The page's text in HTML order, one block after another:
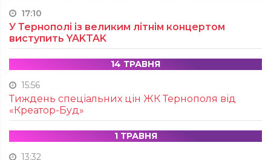
17:10
У Тернополі із великим літнім концертом
виступить YAKTAK
14 ТРАВНЯ
15:56
Тиждень спеціальних цін ЖК Тернополя від
«Креатор-Буд»
1 ТРАВНЯ
13:32